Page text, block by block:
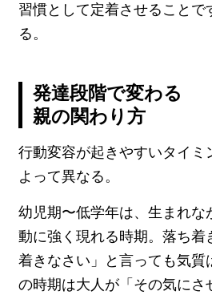
習慣として定着させることで
る。
発達段階で変わる
親の関わり方
行動変容が起きやすいタイミ
よって異なる。
幼児期〜低学年は、生まれな
動に強く現れる時期。落ち着
着きなさい」と言っても気質
の時期は大人が「その気にさ